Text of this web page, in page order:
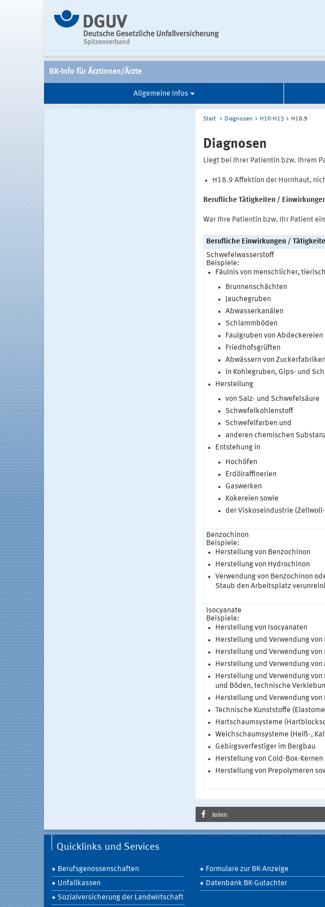
BK-Info für Ärztinnen/Ärzte
Allgemeine Infos
Start Diagnosen H10-H13 H18.9
Diagnosen
Liegt bei Ihrer Patientin bzw. Ihrem
H18.9 Affektion der Hornhaut,
Berufliche Tätigkeiten /
War Ihre Patientin bzw. Ihr Patient
Berufliche Einwirkungen /
Schwefelwasserstoff
Beispiele:
Fäulnis von menschlicher,
Brunnenschächten
Jauchegruben
Abwasserkanälen
Schlammböden
Faulgruben von Abdeckereien
Friedhofsgrüften
Abwässern von
in Kohlegruben, Gips- und
Herstellung
von Salz- und Schwefelsäure
Schwefelkohlenstoff
Schwefelfarben und
anderen chemischen
Entstehung in
Hochöfen
Erdölraffinerien
Gaswerken
Kokereien sowie
der Viskoseindustrie
Benzochinon
Beispiele:
Herstellung von Benzochinon
Herstellung von Hydrochinon
Verwendung von Benzochinon
Staub den Arbeitsplatz
Isocyanate
Beispiele:
Herstellung von Isocyanaten
Herstellung und Verwendung
Herstellung und Verwendung von
Herstellung und Verwendung
Herstellung und Verwendung
und Böden, technische
Herstellung und Verwendung
Technische Kunststoffe
Hartschaumsysteme
Weichschaumsysteme (Heiß-,
Gebirgsverfestiger im Bergbau
Herstellung von Cold-Box-
Herstellung von Prepolymeren
teilen
Quicklinks und Services
Berufsgenossenschaften
Unfallkassen
Sozialversicherung der Landwirtschaft
Formulare zur BK-Anzeige
Datenbank BK-Gutachter